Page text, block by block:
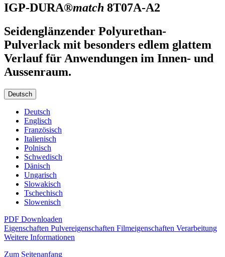
IGP-DURA®match 8T07A-A2
Seidenglänzender Polyurethan-
Pulverlack mit besonders edlem glattem
Verlauf für Anwendungen im Innen- und
Aussenraum.
Deutsch
Deutsch
Englisch
Französisch
Italienisch
Polnisch
Schwedisch
Dänisch
Ungarisch
Slowakisch
Tschechisch
Slowenisch
PDF Downloaden
Eigenschaften Pulvereigenschaften Filmeigenschaften Verarbeitung
Weitere Informationen
Zum Seitenanfang